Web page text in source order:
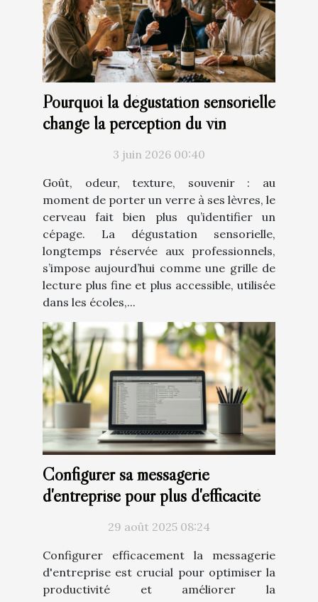
Pourquoi la dégustation sensorielle
change la perception du vin
3 juin 2026 00:40
Goût, odeur, texture, souvenir : au
moment de porter un verre à ses lèvres, le
cerveau fait bien plus qu’identifier un
cépage. La dégustation sensorielle,
longtemps réservée aux professionnels,
s’impose aujourd’hui comme une grille de
lecture plus fine et plus accessible, utilisée
dans les écoles,...
Configurer sa messagerie
d'entreprise pour plus d'efficacité
29 août 2025 08:24
Configurer efficacement la messagerie
d'entreprise est crucial pour optimiser la
productivité et améliorer la